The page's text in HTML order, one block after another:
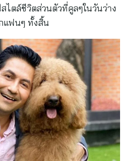
ไตล์ชีวิตส่วนตัวที่คูลๆในวันว่าง
แฟนๆ ทั้งสิ้น